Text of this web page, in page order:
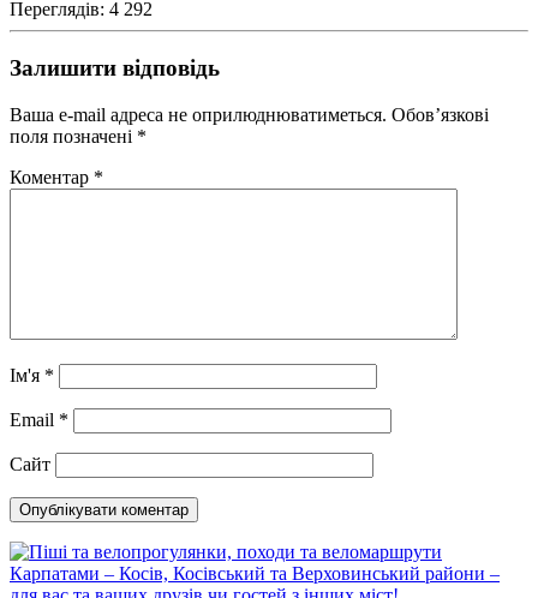
Переглядів: 4 292
Залишити відповідь
Ваша e-mail адреса не оприлюднюватиметься. Обов’язкові
поля позначені *
Коментар *
Ім'я *
Email *
Сайт